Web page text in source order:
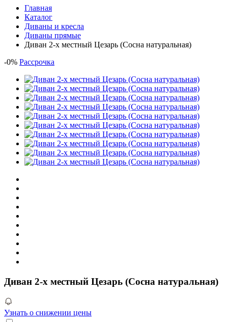
Главная
Каталог
Диваны и кресла
Диваны прямые
Диван 2-х местный Цезарь (Сосна натуральная)
-0% Рассрочка
Диван 2-х местный Цезарь (Сосна натуральная)
Узнать о снижении цены